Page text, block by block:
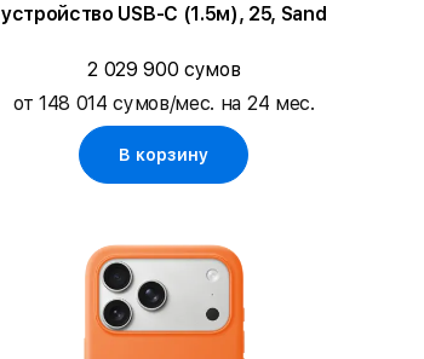
устройство USB-C (1.5м), 25, Sand
2 029 900 сумов
от 148 014 сумов/мес. на 24 мес.
В корзину